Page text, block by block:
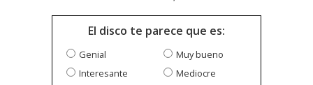
El disco te parece que es:
Genial
Muy bueno
Interesante
Mediocre